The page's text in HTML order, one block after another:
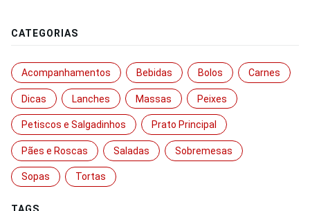
CATEGORIAS
Acompanhamentos Bebidas Bolos Carnes
Dicas Lanches Massas Peixes
Petiscos e Salgadinhos Prato Principal
Pães e Roscas Saladas Sobremesas
Sopas Tortas